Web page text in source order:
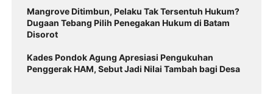
Mangrove Ditimbun, Pelaku Tak Tersentuh Hukum?
Dugaan Tebang Pilih Penegakan Hukum di Batam
Disorot
Kades Pondok Agung Apresiasi Pengukuhan
Penggerak HAM, Sebut Jadi Nilai Tambah bagi Desa